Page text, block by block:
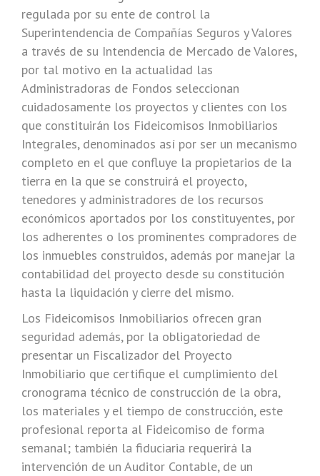
regulada por su ente de control la
Superintendencia de Compañías Seguros y Valores
a través de su Intendencia de Mercado de Valores,
por tal motivo en la actualidad las
Administradoras de Fondos seleccionan
cuidadosamente los proyectos y clientes con los
que constituirán los Fideicomisos Inmobiliarios
Integrales, denominados así por ser un mecanismo
completo en el que confluye la propietarios de la
tierra en la que se construirá el proyecto,
tenedores y administradores de los recursos
económicos aportados por los constituyentes, por
los adherentes o los prominentes compradores de
los inmuebles construidos, además por manejar la
contabilidad del proyecto desde su constitución
hasta la liquidación y cierre del mismo.
Los Fideicomisos Inmobiliarios ofrecen gran
seguridad además, por la obligatoriedad de
presentar un Fiscalizador del Proyecto
Inmobiliario que certifique el cumplimiento del
cronograma técnico de construcción de la obra,
los materiales y el tiempo de construcción, este
profesional reporta al Fideicomiso de forma
semanal; también la fiduciaria requerirá la
intervención de un Auditor Contable, de un